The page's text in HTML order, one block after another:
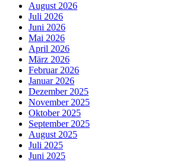
August 2026
Juli 2026
Juni 2026
Mai 2026
April 2026
März 2026
Februar 2026
Januar 2026
Dezember 2025
November 2025
Oktober 2025
September 2025
August 2025
Juli 2025
Juni 2025